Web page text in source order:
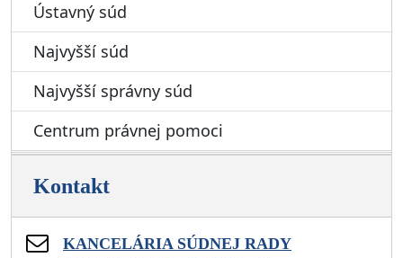
Ústavný súd
Najvyšší súd
Najvyšší správny súd
Centrum právnej pomoci
Kontakt
KANCELÁRIA SÚDNEJ RADY